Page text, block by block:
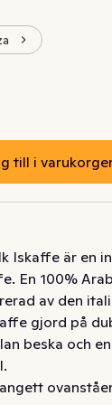
till i
Iskaffe är en
En 100%
av den
gjord på
beska och